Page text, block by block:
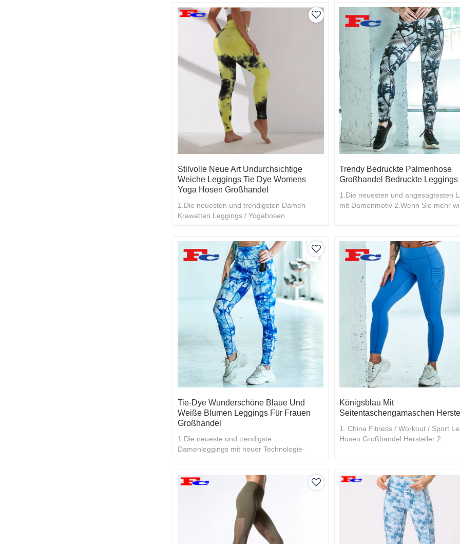
Stilvolle Neue Art Undurchsichtige
Weiche Leggings Tie Dye Womens
Yoga Hosen Großhandel
1.Die neuesten und trendigsten Damen
Krawatten Leggings / Yogahosen
Trendy Bedruckte Palmenhose
Großhandel Bedruckte Leggings
1.Die neuesten und angesagtesten
mit Damenmotiv 2.Wenn Sie mehr
Tie-Dye Wunderschöne Blaue Und
Weiße Blumen Leggings Für Frauen
Großhandel
1.Die neueste und trendigste
Damenleggings mit neuer Technologie-
Königsblau Mit
Seitentaschengamaschen
1. China Fitness / Workout / Sport
Hosen Großhandel Hersteller 2.